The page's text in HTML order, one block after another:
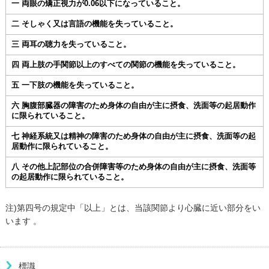
一 両眼の矯正視力が0.06以下になっていること。
二 そしゃく又は言語の機能を失っていること。
三 両耳の聴力を失っていること。
四 両上肢の手関節以上のすべての関節の機能を失っていること。
五 一下肢の機能を失っていること。
六 胸腹部臓器の障害のため身体の自由が主に摂食、洗面等の起居動作
に限られていること。
七 神経系統又は精神の障害のため身体の自由が主に摂食、洗面等の起
居動作に限られていること。
八 その他上記部位の合併障害等のため身体の自由が主に摂食、洗面等
の起居動作に限られていること。
注)第四号の規定中「以上」とは、当該関節より心臓に近い部分をい
います 。
標識